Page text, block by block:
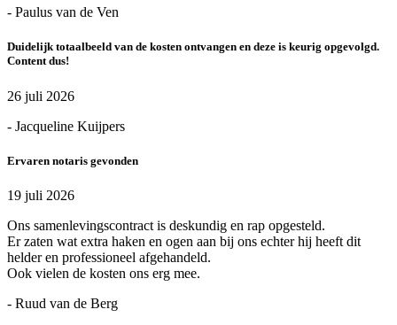
- Paulus van de Ven
Duidelijk totaalbeeld van de kosten ontvangen en deze is keurig opgevolgd.
Content dus!
26 juli 2026
- Jacqueline Kuijpers
Ervaren notaris gevonden
19 juli 2026
Ons samenlevingscontract is deskundig en rap opgesteld.
Er zaten wat extra haken en ogen aan bij ons echter hij heeft dit
helder en professioneel afgehandeld.
Ook vielen de kosten ons erg mee.
- Ruud van de Berg